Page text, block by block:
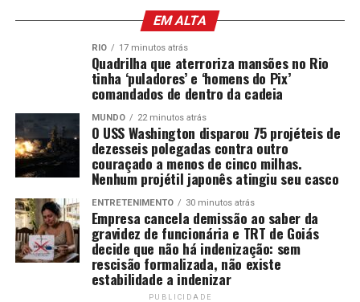
EM ALTA
RIO 17 minutos atrás
Quadrilha que aterroriza mansões no Rio
tinha ‘puladores’ e ‘homens do Pix’
comandados de dentro da cadeia
MUNDO 22 minutos atrás
O USS Washington disparou 75 projéteis de
dezesseis polegadas contra outro
couraçado a menos de cinco milhas.
Nenhum projétil japonês atingiu seu casco
ENTRETENIMENTO 30 minutos atrás
Empresa cancela demissão ao saber da
gravidez de funcionária e TRT de Goiás
decide que não há indenização: sem
rescisão formalizada, não existe
estabilidade a indenizar
PUBLICIDADE